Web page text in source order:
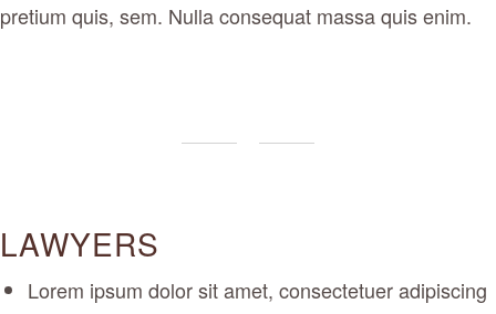
pretium quis, sem. Nulla consequat massa quis enim.
LAWYERS
Lorem ipsum dolor sit amet, consectetuer adipiscing